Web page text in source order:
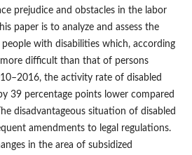
prejudice and obstacles in the labor
paper is to analyze and assess the
with disabilities which, according
difficult than that of persons
the activity rate of disabled
39 percentage points lower compared
disadvantageous situation of disabled
amendments to legal regulations.
in the area of subsidized